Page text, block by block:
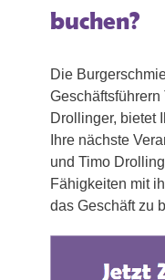
buchen?
Die
Drollinger, bietet
Ihre nächste
und Timo
Fähigkeiten mit
das Geschäft zu